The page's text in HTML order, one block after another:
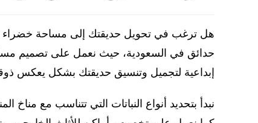
هل ترغب في تحويل حديقتك إلى مساحة
حدائق في السعودية، حيث نعمل على تصميم
إبداعية لتجميل وتنسيق حديقتك بشكل يعكس
نبدأ بتحديد أنواع النباتات التي تتناسب مع